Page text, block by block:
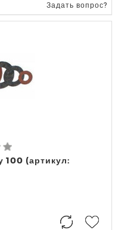
Задать вопрос?
100 (артикул: